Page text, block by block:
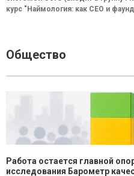
курс "Наймология: как СEO и
Общество
Работа остается главной
исследования Барометр